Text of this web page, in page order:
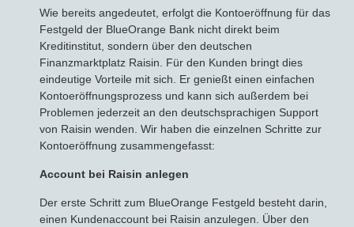
Wie bereits angedeutet, erfolgt die Kontoeröffnung für das
Festgeld der BlueOrange Bank nicht direkt beim
Kreditinstitut, sondern über den deutschen
Finanzmarktplatz Raisin. Für den Kunden bringt dies
eindeutige Vorteile mit sich. Er genießt einen einfachen
Kontoeröffnungsprozess und kann sich außerdem bei
Problemen jederzeit an den deutschsprachigen Support
von Raisin wenden. Wir haben die einzelnen Schritte zur
Kontoeröffnung zusammengefasst:
Account bei Raisin anlegen
Der erste Schritt zum BlueOrange Festgeld besteht darin,
einen Kundenaccount bei Raisin anzulegen. Über den